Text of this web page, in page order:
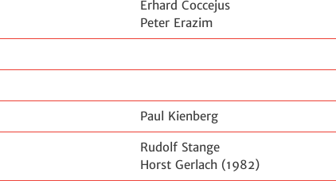
Erhard Coccejus
Peter Erazim
Paul Kienberg
Rudolf Stange
Horst Gerlach (1982)